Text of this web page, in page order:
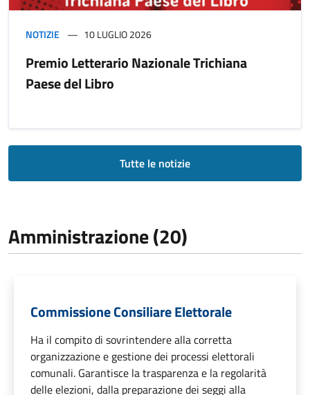
NOTIZIE 10 LUGLIO 2026
Premio Letterario Nazionale Trichiana
Paese del Libro
Tutte le notizie
Amministrazione (20)
Commissione Consiliare Elettorale
Ha il compito di sovrintendere alla corretta
organizzazione e gestione dei processi elettorali
comunali. Garantisce la trasparenza e la regolarità
delle elezioni, dalla preparazione dei seggi alla